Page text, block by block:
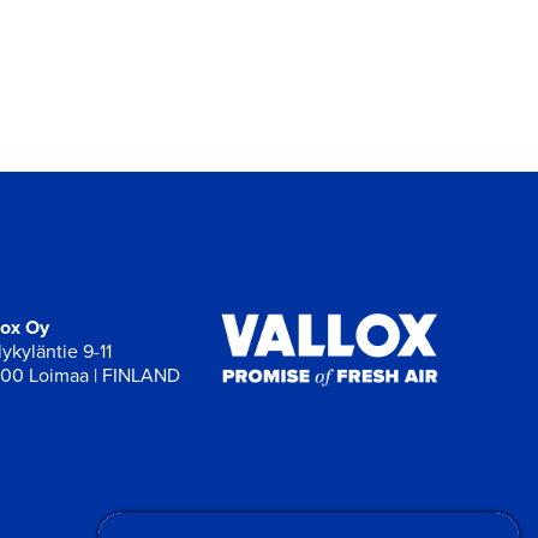
Oy
9-11
Loimaa | FINLAND